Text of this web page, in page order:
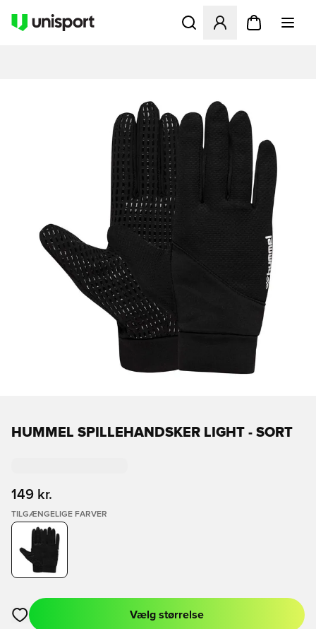
Åbner en Modal til at
HUMMEL SPILLEHANDSKER LIGHT - SORT
149 kr.
TILGÆNGELIGE FARVER
Åbner en Modal til at logge ind eller tilmelde dig som medlem
Vælg størrelse